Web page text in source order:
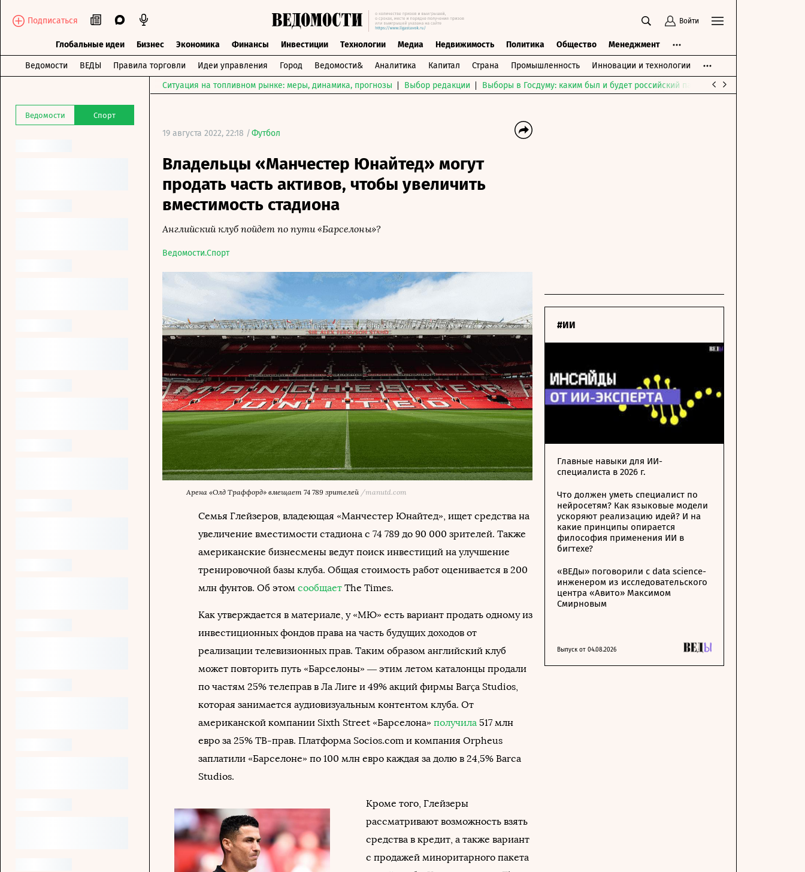
Подписаться Войти
Глобальные идеи Бизнес Экономика Финансы Инвестиции Технологии Медиа Недвижимость Политика Общество Менеджмент
Ведомости ВЕДЫ Правила торговли Идеи управления Город Ведомости& Аналитика Капитал Страна Промышленность Инновации и технологии
Ведомости Спорт
Ситуация на топливном рынке: меры, динамика, прогнозы Выбор редакции Выборы в Госдуму: каким был и будет российский парламент
19 августа 2022, 22:18 /Футбол
Владельцы «Манчестер Юнайтед» могут
продать часть активов, чтобы увеличить
вместимость стадиона
Английский клуб пойдет по пути «Барселоны»?
Ведомости.Спорт
Арена «Олд Траффорд» вмещает 74 789 зрителей /manutd.com
Семья Глейзеров, владеющая «Манчестер Юнайтед», ищет средства на
увеличение вместимости стадиона с 74 789 до 90 000 зрителей. Также
американские бизнесмены ведут поиск инвестиций на улучшение
тренировочной базы клуба. Общая стоимость работ оценивается в 200
млн фунтов. Об этом сообщает The Times.
Как утверждается в материале, у «МЮ» есть вариант продать одному из
инвестиционных фондов права на часть будущих доходов от
реализации телевизионных прав. Таким образом английский клуб
может повторить путь «Барселоны» — этим летом каталонцы продали
по частям 25% телеправ в Ла Лиге и 49% акций фирмы Barça Studios,
которая занимается аудиовизуальным контентом клуба. От
американской компании Sixth Street «Барселона» получила 517 млн
евро за 25% ТВ-прав. Платформа Socios.com и компания Orpheus
заплатили «Барселоне» по 100 млн евро каждая за долю в 24,5% Barca
Studios.
Кроме того, Глейзеры
рассматривают возможность взять
средства в кредит, а также вариант
с продажей миноритарного пакета
#ИИ
Главные навыки для ИИ-
специалиста в 2026 г.
Что должен уметь специалист по
нейросетям? Как языковые модели
ускоряют реализацию идей? И на
какие принципы опирается
философия применения ИИ в
бигтехе?
«ВЕДы» поговорили с data science-
инженером из исследовательского
центра «Авито» Максимом
Смирновым
Выпуск от 04.08.2026